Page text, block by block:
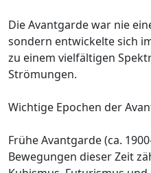
Die Avantgarde war nie
sondern entwickelte sich
zu einem vielfältigen
Strömungen.
Wichtige Epochen der
Frühe Avantgarde (ca.
Bewegungen dieser Zeit